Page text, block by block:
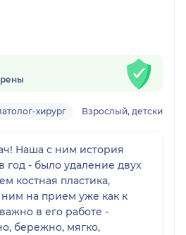
хирург Взрослый, детский
Наша с ним история
- было удаление двух
костная пластика,
на прием уже как к
в его работе -
бережно, мягко,